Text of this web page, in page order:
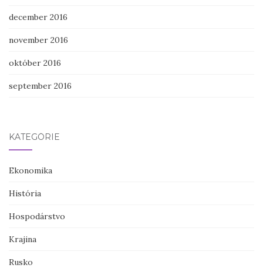
december 2016
november 2016
október 2016
september 2016
KATEGÓRIE
Ekonomika
História
Hospodárstvo
Krajina
Rusko